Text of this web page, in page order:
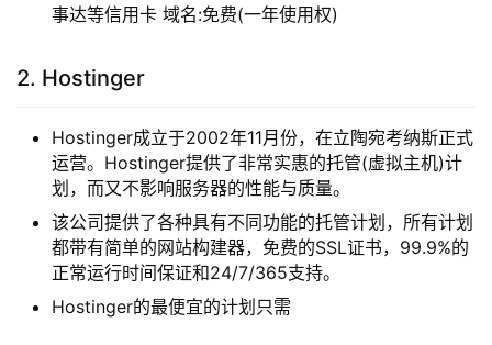
事达等信用卡 域名:免费(一年使用权)
2. Hostinger
Hostinger成立于2002年11月份，在立陶宛考纳斯正式
运营。Hostinger提供了非常实惠的托管(虚拟主机)计
划，而又不影响服务器的性能与质量。
该公司提供了各种具有不同功能的托管计划，所有计划
都带有简单的网站构建器，免费的SSL证书，99.9%的
正常运行时间保证和24/7/365支持。
Hostinger的最便宜的计划只需